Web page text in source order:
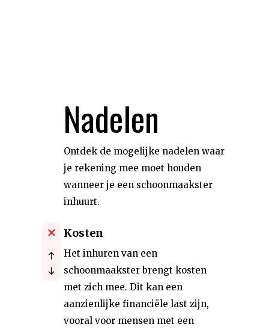
Nadelen
Ontdek de mogelijke nadelen waar
je rekening mee moet houden
wanneer je een schoonmaakster
inhuurt.
Kosten
Het inhuren van een
schoonmaakster brengt kosten
met zich mee. Dit kan een
aanzienlijke financiële last zijn,
vooral voor mensen met een